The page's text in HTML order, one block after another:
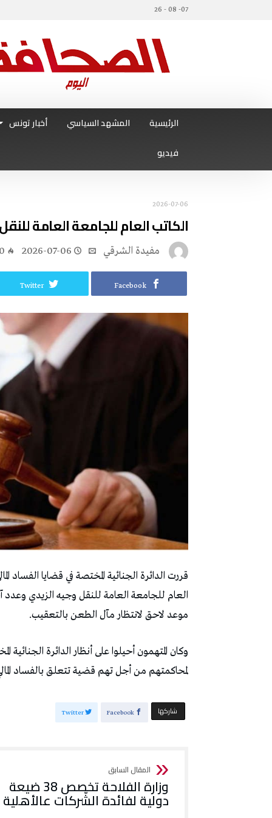
07- 08 - 26
الرئيسية المشهد السياسي أخبار تونس
فيديو
2026-07-06
الكاتب العام للجامعة العامة
مفيدة الشرقي 2026-07-06
Facebook
Twitter
قررت الدائرة الجنائية المختصة في قضايا الفساد
العام للجامعة العامة للنقل وجيه الزيدي
موعد لاحق لانتظار مآل الطعن بالتعقيب.
وكان المتهمون أحيلوا على أنظار الدائرة الجنائية
لمحاكمتهم من أجل تهم قضية تتعلق بالفساد
‫‫ شاركها‬ Facebook
Twitter
وزارة الفلاحة تخصص 38 ضيعة
دولية لفائدة الشّركات عالأهلية